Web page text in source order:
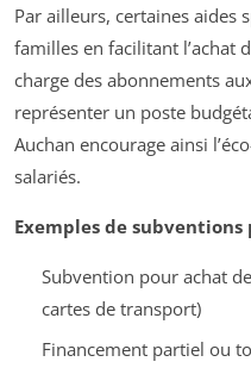
Par ailleurs, certaines aides
familles en facilitant l’achat
charge des abonnements
représenter un poste
Auchan encourage ainsi
salariés.
Exemples de subventions
Subvention pour achat
cartes de transport)
Financement partiel ou